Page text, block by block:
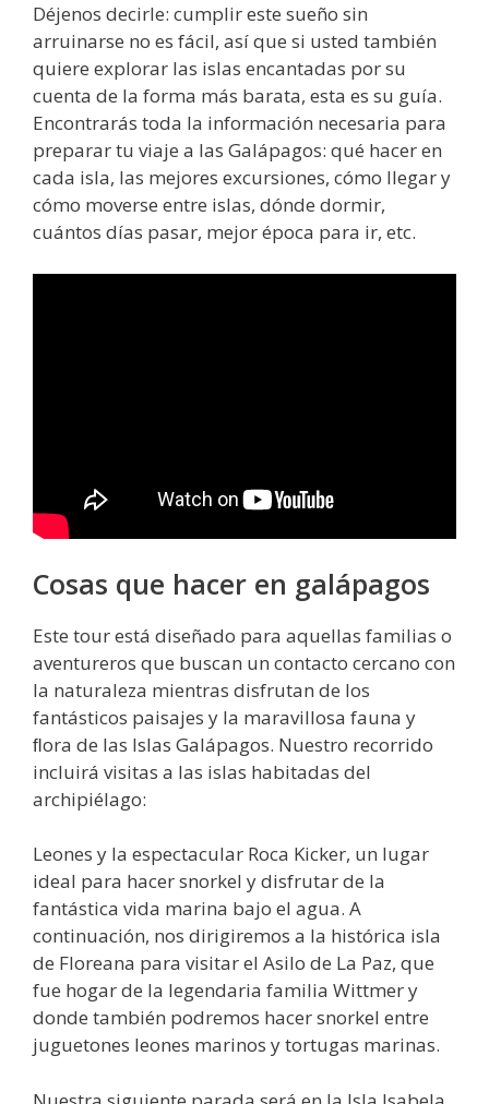
Déjenos decirle: cumplir este sueño sin
arruinarse no es fácil, así que si usted también
quiere explorar las islas encantadas por su
cuenta de la forma más barata, esta es su guía.
Encontrarás toda la información necesaria para
preparar tu viaje a las Galápagos: qué hacer en
cada isla, las mejores excursiones, cómo llegar y
cómo moverse entre islas, dónde dormir,
cuántos días pasar, mejor época para ir, etc.
Cosas que hacer en galápagos
Este tour está diseñado para aquellas familias o
aventureros que buscan un contacto cercano con
la naturaleza mientras disfrutan de los
fantásticos paisajes y la maravillosa fauna y
ﬂora de las Islas Galápagos. Nuestro recorrido
incluirá visitas a las islas habitadas del
archipiélago:
Leones y la espectacular Roca Kicker, un lugar
ideal para hacer snorkel y disfrutar de la
fantástica vida marina bajo el agua. A
continuación, nos dirigiremos a la histórica isla
de Floreana para visitar el Asilo de La Paz, que
fue hogar de la legendaria familia Wittmer y
donde también podremos hacer snorkel entre
juguetones leones marinos y tortugas marinas.